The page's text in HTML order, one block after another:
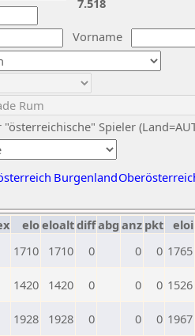
Vorname
"österreichische" Spieler
Burgenland
7.518
eloeloaltdiffabg anz pkt eloi
1710 1710 0 0 0 1765
1420 1420 0 0 0 1526
1928 1928 0 0 0 1967